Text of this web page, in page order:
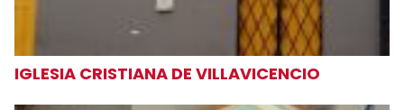
IGLESIA CRISTIANA DE VILLAVICENCIO